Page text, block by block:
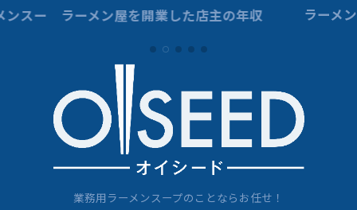
収 ラーメン屋を簡単に開業する方法
「成功
業務用ラーメンスープのことならお任せ！